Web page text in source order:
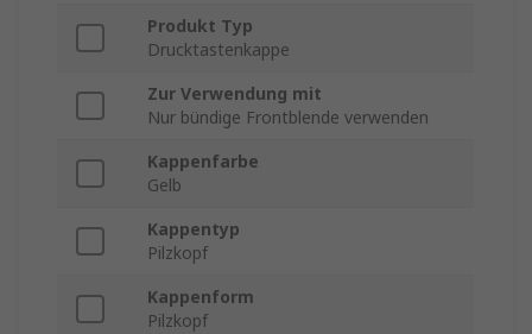
Produkt Typ
Drucktastenkappe
Zur Verwendung mit
Nur bündige Frontblende verwenden
Kappenfarbe
Gelb
Kappentyp
Pilzkopf
Kappenform
Pilzkopf